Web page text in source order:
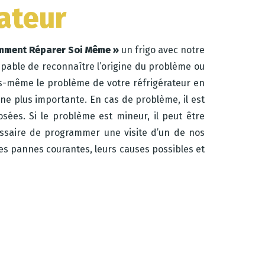
Réparer Soi Même » un frigo avec notre
de reconnaître l’origine du problème ou
le problème de votre réfrigérateur en
plus importante. En cas de problème, il est
Si le problème est mineur, il peut être
de programmer une visite d’un de nos
pannes courantes, leurs causes possibles et